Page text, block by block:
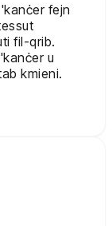
fejn
fil-qrib.
u
kmieni.